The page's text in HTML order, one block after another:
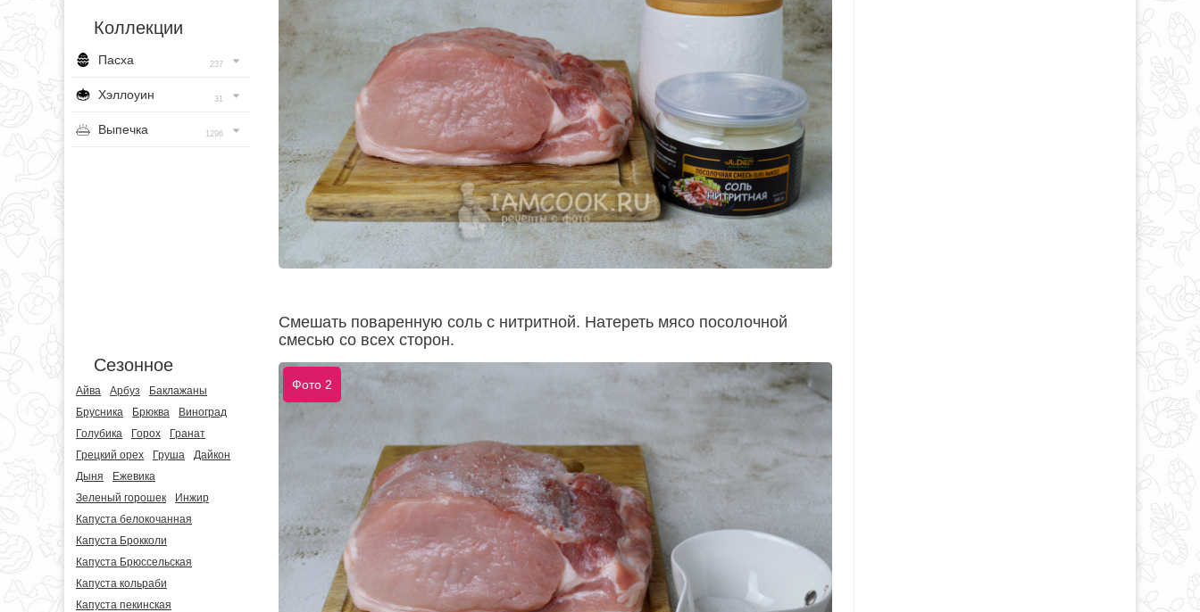
Коллекции
Пасха 237
Хэллоуин 31
Выпечка 1296
Сезонное
Айва Арбуз
Баклажаны
Брусника
Брюква
Виноград
Голубика
Горох
Гранат
Грецкий орех
Груша
Дайкон
Дыня
Ежевика
Зеленый горошек
Инжир
Капуста белокочанная
Капуста Брокколи
Капуста Брюссельская
Капуста кольраби
Капуста пекинская
Смешать поваренную соль с нитритной. Натереть мясо посолочной
смесью со всех сторон.
Фото 2